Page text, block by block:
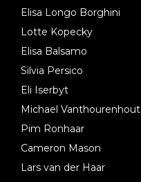
Elisa Longo Borghini
Lotte Kopecky
Elisa Balsamo
Silvia Persico
Eli Iserbyt
Michael Vanthourenhout
Pim Ronhaar
Cameron Mason
Lars van der Haar